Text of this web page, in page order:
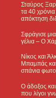
Σταύρος
τα 40
απόκτηση
Σφράγισε
γέλια – Ο
Νίκος και
Μπαμπάς και
σπάνια
Ο άδοξος
που λίγοι